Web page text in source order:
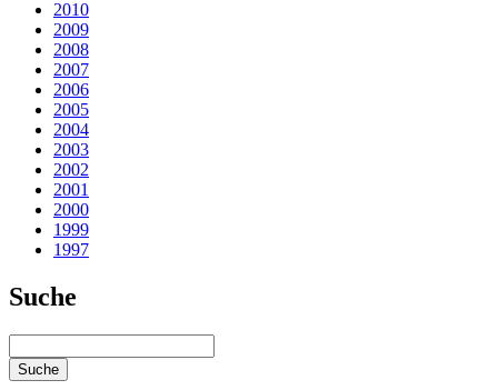
2010
2009
2008
2007
2006
2005
2004
2003
2002
2001
2000
1999
1997
Suche